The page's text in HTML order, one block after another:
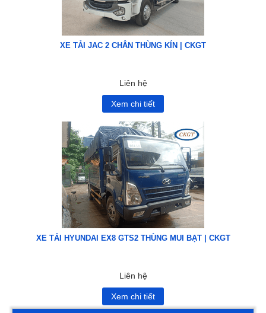
XE TẢI JAC 2 CHÂN THÙNG KÍN | CKGT
Liên hệ
Xem chi tiết
XE TẢI HYUNDAI EX8 GTS2 THÙNG MUI BẠT | CKGT
Liên hệ
Xem chi tiết